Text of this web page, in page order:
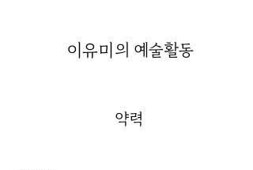
이유미의 예술활동
약력